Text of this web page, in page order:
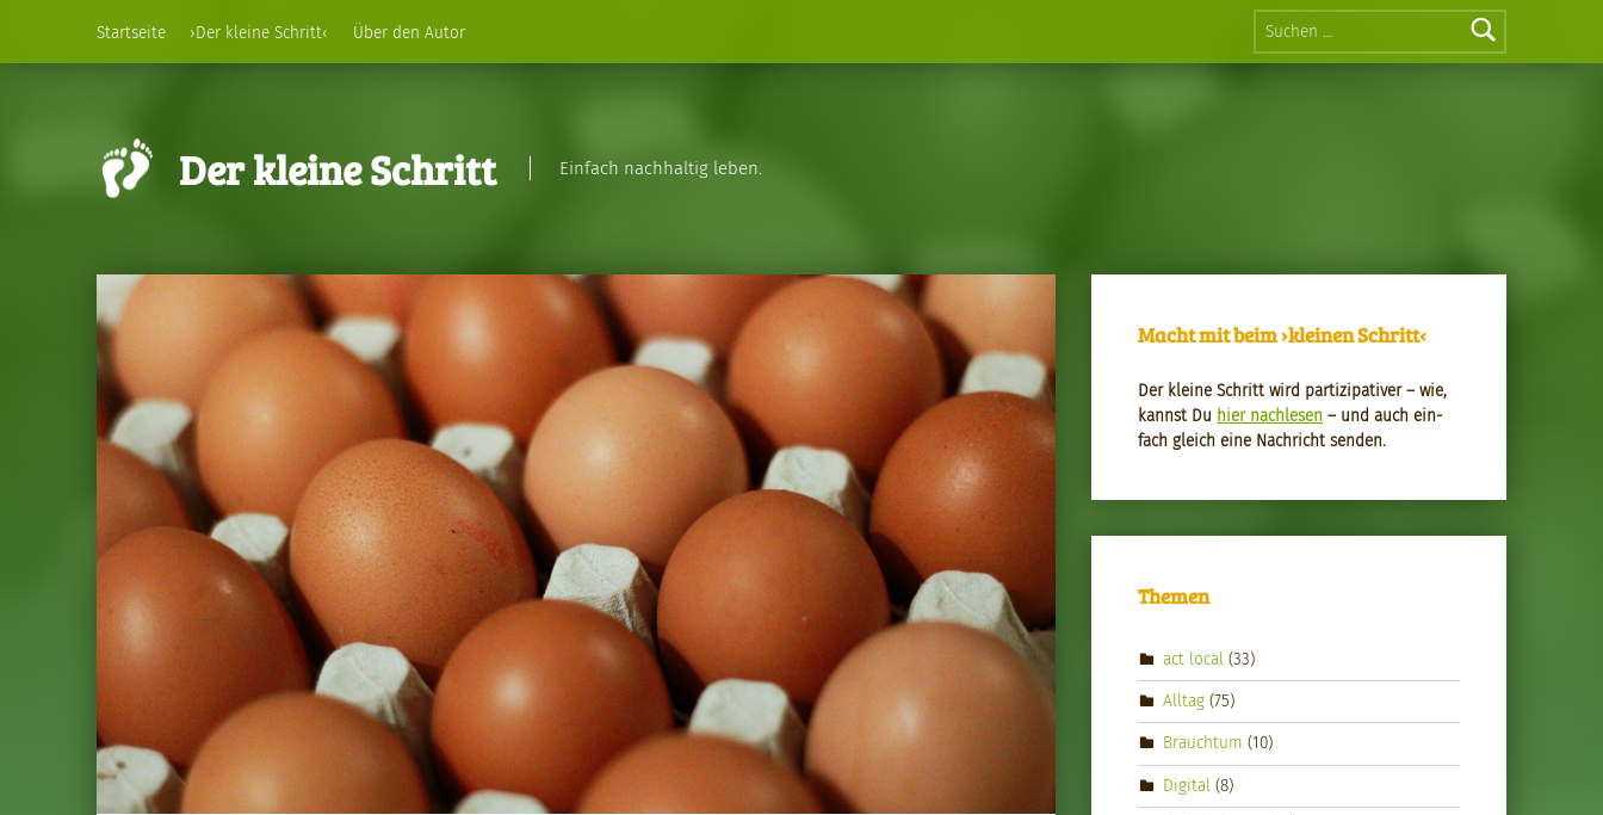
Suchen nach:
Startseite
›Der kleine Schritt‹ Über den Autor
Der kleine Schritt Einfach nachhaltig leben.
Macht mit beim ›kleinen Schritt‹
Der kleine Schritt wird par­tizipa­tiv­er – wie,
kannst Du hier nach­le­sen – und auch ein­
fach gle­ich eine Nachricht senden.
Themen
act local(33)
Alltag(75)
Brauchtum (10)
Digital (8)